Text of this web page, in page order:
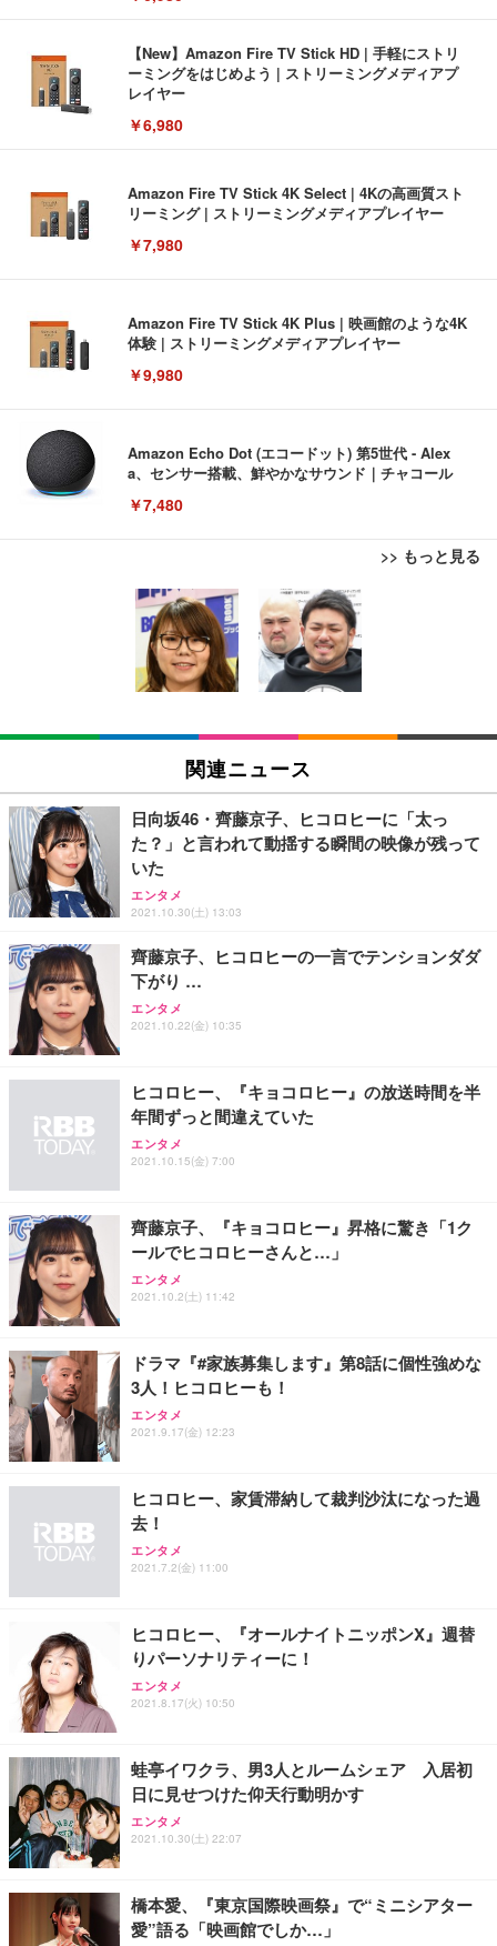
【New】Amazon Fire TV Stick HD | 手軽にストリ
ーミングをはじめよう | ストリーミングメディアプ
レイヤー
￥6,980
Amazon Fire TV Stick 4K Select | 4Kの高画質スト
リーミング | ストリーミングメディアプレイヤー
￥7,980
Amazon Fire TV Stick 4K Plus | 映画館のような4K
体験 | ストリーミングメディアプレイヤー
￥9,980
Amazon Echo Dot (エコードット) 第5世代 - Alex
a、センサー搭載、鮮やかなサウンド｜チャコール
￥7,480
>> もっと見る
[EdoErgo] オフィスチェア 椅子 テレワーク 疲れな
い 跳ね上げ式アームレスト コンパクト 約105度ロッ
キング pc 事務椅子 360度回転 座面昇降 強化ナイロ
ン樹脂ベース 通気性メッシュ 在宅ワーク H-WY01
(黒網+黒枠+黒足)
￥5,699
SIHOO B100 オフィスチェア／デスクチェア メッシ
ュチェア 人間工学 疲れない ブラック
￥27,999
Sezlife オフィスチェア デスクチェア 疲れない テレ
ワーク チェア 強化バックレスト 30度ロッキング機
能 人間工学 椅子 腰サポート 90度跳ね上げ式アーム
レスト 3Dヘッドレスト ハンガー付き 高反発クッシ
務用 おしゃれ パソコンチェア (ブラック)
Sezlife オフィスチェア デスクチェア 疲れない テレ
ワーク チェア 強化バックレスト 30度ロッキング機
能 人間工学 椅子 腰サポート 90度跳ね上げ式アーム
務用 おしゃれ パソコンチェア (ホワイト)
ANDWINT オフィスチェア デスクチェア 肘なし メ
ッシュ 通気性 ランバーサポート付き 腰サポート ガ
ス圧無段階昇降 360度回転 キャスター付き コンパク
EIZO ビジネス向けプレミアムモニター | FlexScan
EV3240X-WT | 31.5型4K UHD・USB Type-C・ホワ
イト
￥105,595
EIZO ビジネス向けプレミアムモニター | FlexScan
￥109,572
【純正品】27"ゲーミングモニター DualSense 充電
フック付き（CFI-ZDM1J）
￥49,979
【整備済み品】Dell E2724HS 27インチ 液晶モニタ
ー フルHD（1920×1080）VA 非光沢 HDMI/DisplayP
ort/VGA スピーカー内蔵 高さ調整 スイベル VESA対
【MiniLED/24.5inch/280Hz/FHD】GRAPHT THE S
HOOTER Gaming Monitor 24” Essential ゲーミン
グモニター QD 24.5インチ 1ms FHD 量子ドット 残
Amazonベーシック ペットシーツ 薄型 レギュラー 1
回使い捨て 無香料 ホワイト 300枚
￥3,373
Amazonベーシック ペットシーツ 厚型 ワイド 42枚
x2袋(84枚) ホワイト(吸収面:ライトブルー)
￥3,234
ネオ・ルーライフ ネオ・オムツ L 中型犬用 26枚入
り 単品
￥1,800
Smart Basic(スマートベーシック) 【Amazon.co.jp
限定】 Smart Basic アイリスオーヤマ ペットシーツ
超厚型 お徳用 ワイド 100枚入 (x 1) (ケース販売)
アイリスオーヤマ ペットシーツ 超厚型 お徳用 レギ
ュラー 200枚入【Amazon.co.jp限定】
関連ニュース
日向坂46・齊藤京子、ヒコロヒーに「太っ
た？」と言われて動揺する瞬間の映像が残って
いた
エンタメ
2021.10.30(土) 13:03
齊藤京子、ヒコロヒーの一言でテンションダダ
下がり …
エンタメ
2021.10.22(金) 10:35
ヒコロヒー、『キョコロヒー』の放送時間を半
年間ずっと間違えていた
エンタメ
2021.10.15(金) 7:00
齊藤京子、『キョコロヒー』昇格に驚き「1ク
ールでヒコロヒーさんと…」
エンタメ
2021.10.2(土) 11:42
ドラマ『#家族募集します』第8話に個性強めな
3人！ヒコロヒーも！
エンタメ
2021.9.17(金) 12:23
ヒコロヒー、家賃滞納して裁判沙汰になった過
去！
エンタメ
2021.7.2(金) 11:00
ヒコロヒー、『オールナイトニッポンX』週替
りパーソナリティーに！
エンタメ
2021.8.17(火) 10:50
蛙亭イワクラ、男3人とルームシェア 入居初
日に見せつけた仰天行動明かす
エンタメ
2021.10.30(土) 22:07
橋本愛、『東京国際映画祭』で“ミニシアター
愛”語る「映画館でしか…」